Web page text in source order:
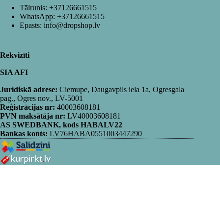
Tālrunis: +37126661515
WhatsApp: +37126661515
Epasts: info@dropshop.lv
Rekvizīti
SIA AFI
Juridiskā adrese: Ciemupe, Daugavpils iela 1a, Ogresgala
pag., Ogres nov., LV-5001
Reģistrācijas nr: 40003608181
PVN maksātāja nr: LV40003608181
AS SWEDBANK, kods HABALV22
Bankas konts: LV76HABA0551003447290